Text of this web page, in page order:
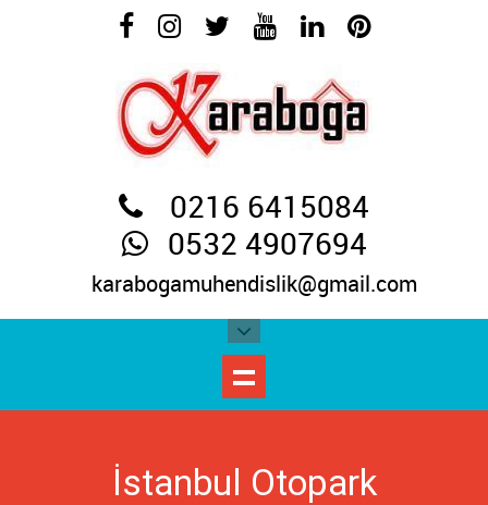
0216 6415084
0532 4907694
karabogamuhendislik@gmail.com
İstanbul Otopark